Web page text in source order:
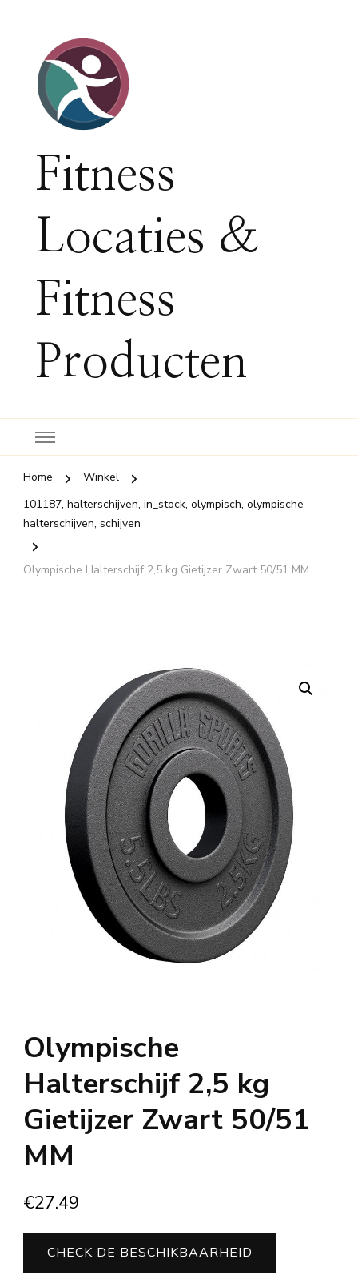
Fitness
Locaties &
Fitness
Producten
Home
Winkel
101187, halterschijven, in_stock, olympisch, olympische
halterschijven, schijven
Olympische Halterschijf 2,5 kg Gietijzer Zwart 50/51 MM
Olympische
Halterschijf 2,5 kg
Gietijzer Zwart 50/51
MM
€27.49
CHECK DE BESCHIKBAARHEID